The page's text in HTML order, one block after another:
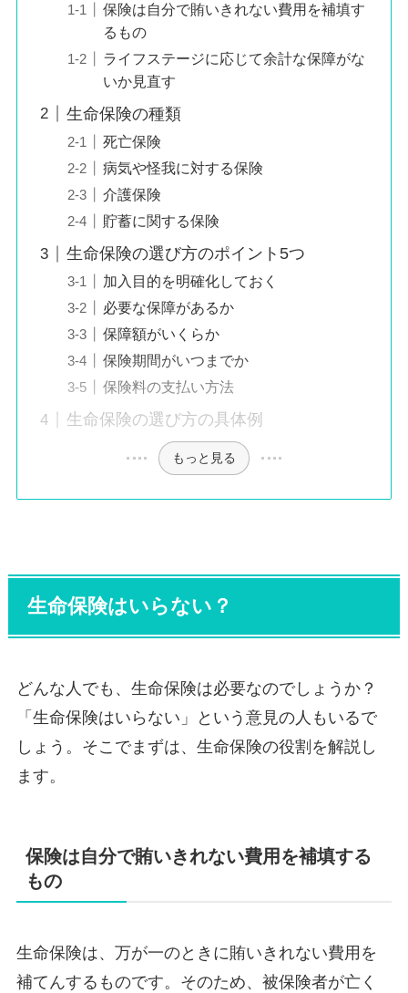
保険は自分で賄いきれない費用を補填す
るもの
ライフステージに応じて余計な保障がな
いか見直す
生命保険の種類
死亡保険
病気や怪我に対する保険
介護保険
貯蓄に関する保険
生命保険の選び方のポイント5つ
加入目的を明確化しておく
必要な保障があるか
保障額がいくらか
保険期間がいつまでか
保険料の支払い方法
生命保険の選び方の具体例
もっと見る
生命保険はいらない？
どんな人でも、生命保険は必要なのでしょうか？
「生命保険はいらない」という意見の人もいるで
しょう。そこでまずは、生命保険の役割を解説し
ます。
保険は自分で賄いきれない費用を補填する
もの
生命保険は、万が一のときに賄いきれない費用を
補てんするものです。そのため、被保険者が亡く